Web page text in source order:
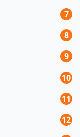
7
8
9
10
11
12